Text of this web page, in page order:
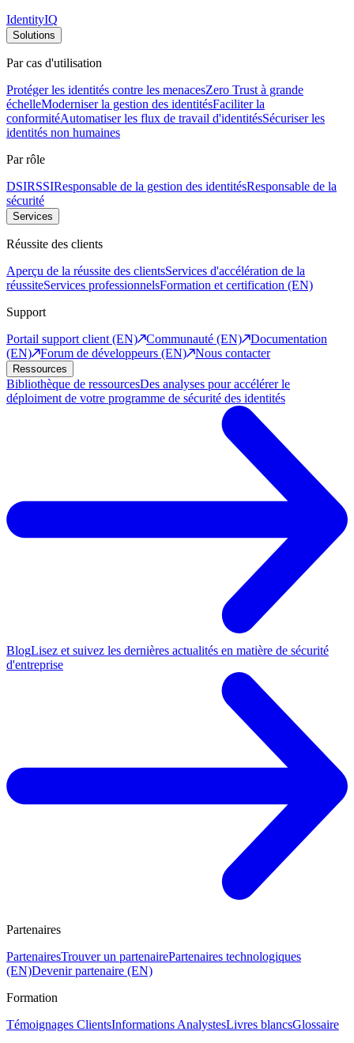
IdentityIQ
Solutions
Par cas d'utilisation
Protéger les identités contre les menacesZero Trust à grande
échelleModerniser la gestion des identitésFaciliter la
conformitéAutomatiser les flux de travail d'identitésSécuriser les
identités non humaines
Par rôle
DSIRSSIResponsable de la gestion des identitésResponsable de la
sécurité
Services
Réussite des clients
Aperçu de la réussite des clientsServices d'accélération de la
réussiteServices professionnelsFormation et certification (EN)
Support
Portail support client (EN)
Communauté (EN)
Documentation
(EN)
Forum de développeurs (EN) Nous contacter
Ressources
Bibliothèque de ressourcesDes analyses pour accélérer le
déploiment de votre programme de sécurité des identités
BlogLisez et suivez les dernières actualités en matière de sécurité
d'entreprise
Partenaires
PartenairesTrouver un partenairePartenaires technologiques
(EN)Devenir partenaire (EN)
Formation
Témoignages ClientsInformations AnalystesLivres blancsGlossaire